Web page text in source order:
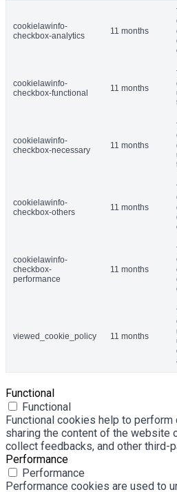
cookielawinfo-
checkbox-analytics
11 months
cookielawinfo-
checkbox-functional
11 months
cookielawinfo-
checkbox-necessary
11 months
cookielawinfo-
checkbox-others
11 months
cookielawinfo-
checkbox-
performance
11 months
viewed_cookie_policy 11 months
Functional
Functional
Functional cookies help to
sharing the content of the website
collect feedbacks, and other third-
Performance
Performance
Performance cookies are used to